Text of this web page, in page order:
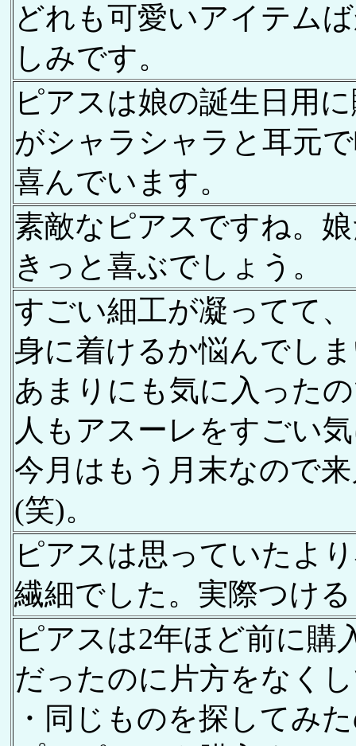
どれも可愛いアイテム
しみです。
ピアスは娘の誕生日用
がシャラシャラと耳元
喜んでいます。
素敵なピアスですね
きっと喜ぶでしょう。
すごい細工が凝ってて
身に着けるか悩んでし
あまりにも気に入った
人もアスーレをすごい
今月はもう月末なので
(笑)。
ピアスは思っていたよ
繊細でした。実際つけ
ピアスは2年ほど前に購
だったのに片方をなく
・同じものを探してみ